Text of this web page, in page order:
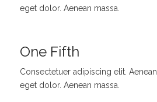
eget dolor. Aenean massa.
One Fifth
Consectetuer adipiscing elit. Aenean
eget dolor. Aenean massa.